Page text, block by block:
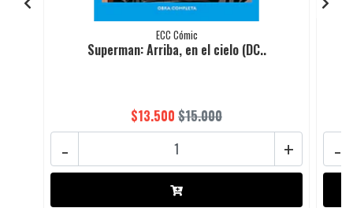
ECC Cómic
Superman: Arriba, en el cielo (DC..
$13.500 $15.000
+
- -